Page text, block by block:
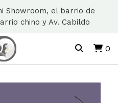
Showroom, el barrio de
chino y Av. Cabildo
0